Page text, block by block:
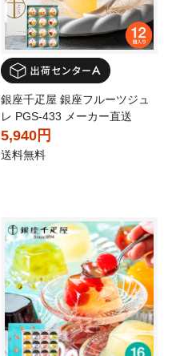
銀座千疋屋 銀座フルーツジュ
レ PGS-433 メーカー直送
5,940円
送料無料